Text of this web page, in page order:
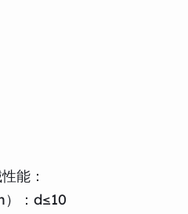
能：
）：d≤10